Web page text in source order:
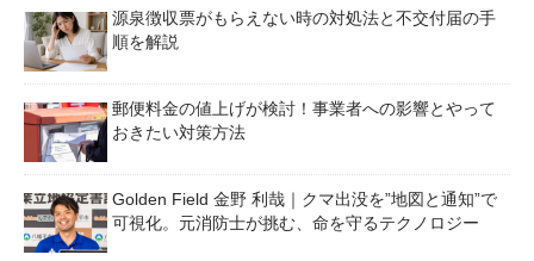
源泉徴収票がもらえない時の対処法と不交付届の手
順を解説
郵便料金の値上げが検討！事業者への影響とやって
おきたい対策方法
Golden Field 金野 利哉｜クマ出没を”地図と通知”で
可視化。元消防士が挑む、命を守るテクノロジー